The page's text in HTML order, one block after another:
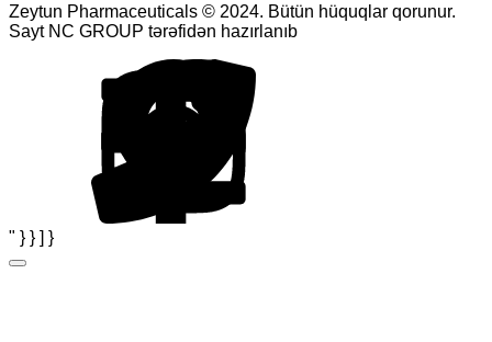
Zeytun Pharmaceuticals © 2024. Bütün hüquqlar qorunur.
Sayt NC GROUP tərəfidən hazırlanıb
" } } ] }